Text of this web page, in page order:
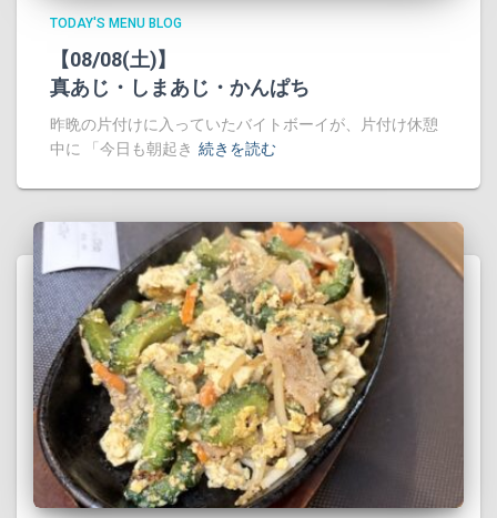
TODAY'S MENU BLOG
【08/08(土)】
真あじ・しまあじ・かんぱち
昨晩の片付けに入っていたバイトボーイが、片付け休憩
中に 「今日も朝起き 続きを読む